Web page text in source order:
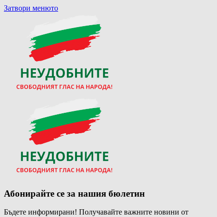
Затвори менюто
Абонирайте се за нашия бюлетин
Бъдете информирани! Получавайте важните новини от